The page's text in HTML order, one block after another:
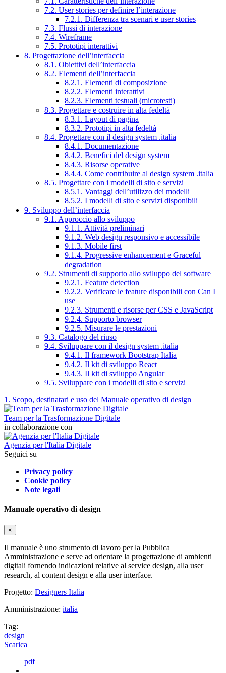
7.2. User stories per definire l’interazione
7.2.1. Differenza tra scenari e user stories
7.3. Flussi di interazione
7.4. Wireframe
7.5. Prototipi interattivi
8. Progettazione dell’interfaccia
8.1. Obiettivi dell’interfaccia
8.2. Elementi dell’interfaccia
8.2.1. Elementi di composizione
8.2.2. Elementi interattivi
8.2.3. Elementi testuali (microtesti)
8.3. Progettare e costruire in alta fedeltà
8.3.1. Layout di pagina
8.3.2. Prototipi in alta fedeltà
8.4. Progettare con il design system .italia
8.4.1. Documentazione
8.4.2. Benefici del design system
8.4.3. Risorse operative
8.4.4. Come contribuire al design system .italia
8.5. Progettare con i modelli di sito e servizi
8.5.1. Vantaggi dell’utilizzo dei modelli
8.5.2. I modelli di sito e servizi disponibili
9. Sviluppo dell’interfaccia
9.1. Approccio allo sviluppo
9.1.1. Attività preliminari
9.1.2. Web design responsivo e accessibile
9.1.3. Mobile first
9.1.4. Progressive enhancement e Graceful
degradation
9.2. Strumenti di supporto allo sviluppo del software
9.2.1. Feature detection
9.2.2. Verificare le feature disponibili con Can I
use
9.2.3. Strumenti e risorse per CSS e JavaScript
9.2.4. Supporto browser
9.2.5. Misurare le prestazioni
9.3. Catalogo del riuso
9.4. Sviluppare con il design system .italia
9.4.1. Il framework Bootstrap Italia
9.4.2. Il kit di sviluppo React
9.4.3. Il kit di sviluppo Angular
9.5. Sviluppare con i modelli di sito e servizi
1. Scopo, destinatari e uso del Manuale operativo di design
Team per la Trasformazione Digitale
in collaborazione con
Agenzia per l'Italia Digitale
Seguici su
Privacy policy
Cookie policy
Note legali
Manuale operativo di design
×
Il manuale è uno strumento di lavoro per la Pubblica
Amministrazione e serve ad orientare la progettazione di ambienti
digitali fornendo indicazioni relative al service design, alla user
research, al content design e alla user interface.
Progetto: Designers Italia
Amministrazione: italia
Tag:
design
Scarica
pdf